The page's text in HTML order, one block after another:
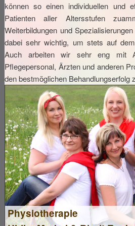
Informationen
Team Kontakt
Öffnungszeiten
Kontakt
können so einen individuellen und
Patienten aller Altersstufen
Weiterbildungen und
dabei sehr wichtig, um stets auf
Auch arbeiten wir sehr eng mit
Pflegepersonal, Ärzten und anderen
den bestmöglichen Behandlungserfolg
Physiotherapie